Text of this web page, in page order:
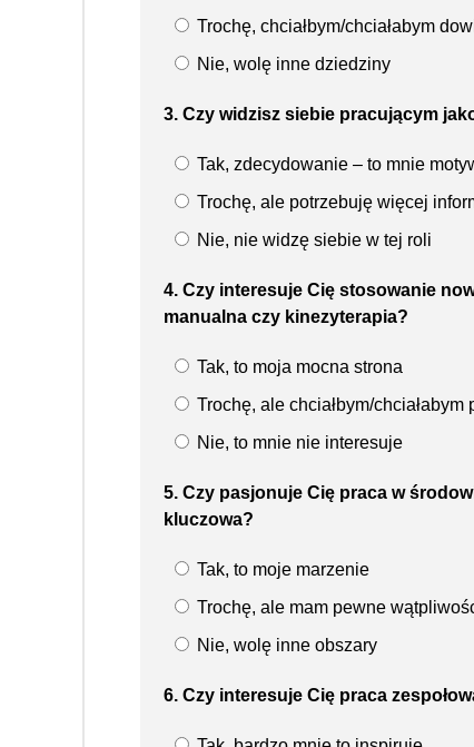
Trochę, chciałbym/chciałabym
Nie, wolę inne dziedziny
3. Czy widzisz siebie pracującym
Tak, zdecydowanie – to mnie
Trochę, ale potrzebuję więcej
Nie, nie widzę siebie w tej roli
4. Czy interesuje Cię stosowanie
manualna czy kinezyterapia?
Tak, to moja mocna strona
Trochę, ale chciałbym/
Nie, to mnie nie interesuje
5. Czy pasjonuje Cię praca w
kluczowa?
Tak, to moje marzenie
Trochę, ale mam pewne
Nie, wolę inne obszary
6. Czy interesuje Cię praca